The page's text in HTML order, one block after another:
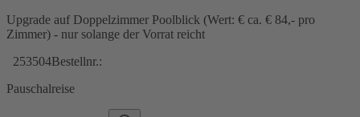
Upgrade auf Doppelzimmer Poolblick (Wert: € ca. € 84,- pro
Zimmer) - nur solange der Vorrat reicht
253504Bestellnr.:
Pauschalreise